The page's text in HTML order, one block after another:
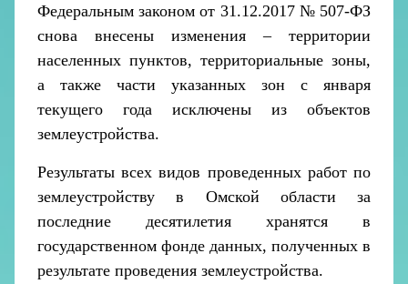
Федеральным законом от 31.12.2017 № 507-ФЗ
снова внесены изменения – территории
населенных пунктов, территориальные зоны,
а также части указанных зон с января
текущего года исключены из объектов
землеустройства.
Результаты всех видов проведенных работ по
землеустройству в Омской области за
последние десятилетия хранятся в
государственном фонде данных, полученных в
результате проведения землеустройства.